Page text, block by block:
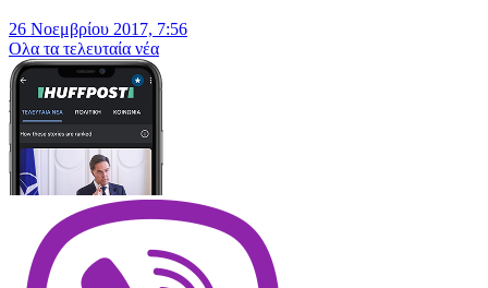
26 Νοεμβρίου 2017, 7:56
Oλα τα τελευταία νέα